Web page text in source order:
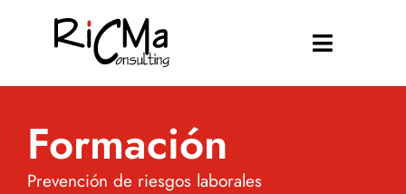
Toggle
Quiénes somos
Formación
Prevención de riesgos laborales